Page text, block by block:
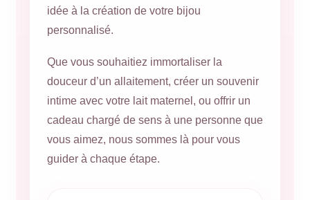
idée à la création de votre bijou
personnalisé.
Que vous souhaitiez immortaliser la
douceur d’un allaitement, créer un souvenir
intime avec votre lait maternel, ou offrir un
cadeau chargé de sens à une personne que
vous aimez, nous sommes là pour vous
guider à chaque étape.